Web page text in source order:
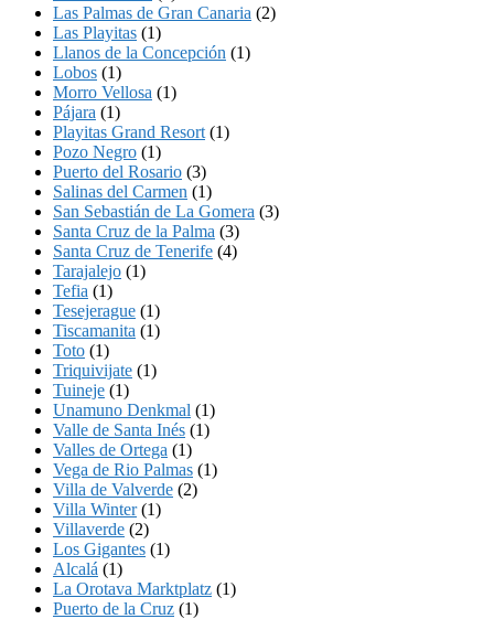
Las Palmas de Gran Canaria (2)
Las Playitas (1)
Llanos de la Concepción (1)
Lobos (1)
Morro Vellosa (1)
Pájara (1)
Playitas Grand Resort (1)
Pozo Negro (1)
Puerto del Rosario (3)
Salinas del Carmen (1)
San Sebastián de La Gomera (3)
Santa Cruz de la Palma (3)
Santa Cruz de Tenerife (4)
Tarajalejo (1)
Tefia (1)
Tesejerague (1)
Tiscamanita (1)
Toto (1)
Triquivijate (1)
Tuineje (1)
Unamuno Denkmal (1)
Valle de Santa Inés (1)
Valles de Ortega (1)
Vega de Rio Palmas (1)
Villa de Valverde (2)
Villa Winter(1)
Villaverde (2)
Los Gigantes (1)
Alcalá (1)
La Orotava Marktplatz (1)
Puerto de la Cruz (1)